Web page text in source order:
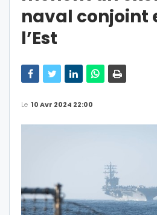
naval conjoint
l’Est
Le 10 Avr 2024 22:00